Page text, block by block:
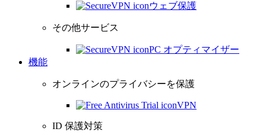
ウェブ保護
その他サービス
PC オプティマイザー
機能
オンラインのプライバシーを保護
VPN
ID 保護対策